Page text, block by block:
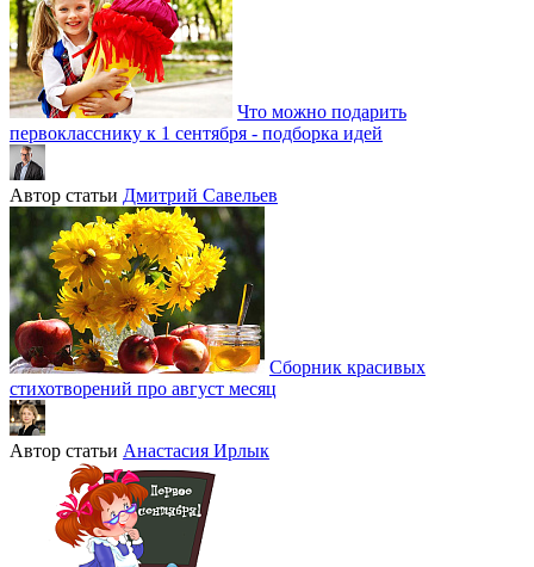
Что можно подарить
первокласснику к 1 сентября - подборка идей
Автор статьи Дмитрий Савельев
Сборник красивых
стихотворений про август месяц
Автор статьи Анастасия Ирлык